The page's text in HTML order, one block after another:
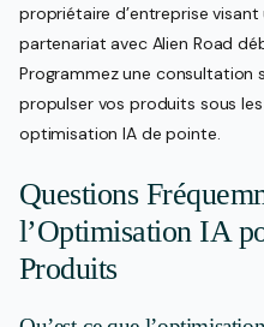
propriétaire d’entreprise
partenariat avec Alien Road
Programmez une consultation
propulser vos produits sous
optimisation IA de pointe.
Questions
l’Optimisation IA
Produits